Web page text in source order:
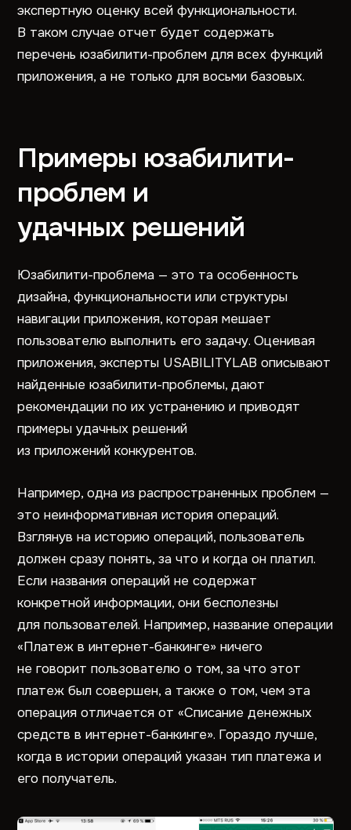
экспертную оценку всей функциональности.
В таком случае отчет будет содержать
перечень юзабилити-проблем для всех функций
приложения, а не только для восьми базовых.
Примеры юзабилити-
проблем и
удачных решений
Юзабилити-проблема — это та особенность
дизайна, функциональности или структуры
навигации приложения, которая мешает
пользователю выполнить его задачу. Оценивая
приложения, эксперты USABILITYLAB описывают
найденные юзабилити-проблемы, дают
рекомендации по их устранению и приводят
примеры удачных решений
из приложений конкурентов.
Например, одна из распространенных проблем —
это неинформативная история операций.
Взглянув на историю операций, пользователь
должен сразу понять, за что и когда он платил.
Если названия операций не содержат
конкретной информации, они бесполезны
для пользователей. Например, название операции
«Платеж в интернет-банкинге» ничего
не говорит пользователю о том, за что этот
платеж был совершен, а также о том, чем эта
операция отличается от «Списание денежных
средств в интернет-банкинге». Гораздо лучше,
когда в истории операций указан тип платежа и
его получатель.